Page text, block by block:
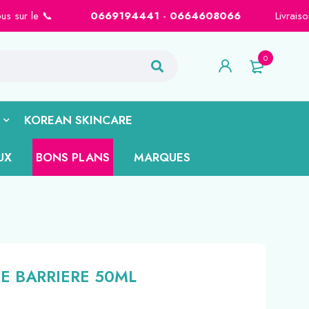
0669194441 -0664608066Livraison gratuite sur
0
KOREAN SKINCARE
BONS PLANS MARQUES
BARRIERE 50ML